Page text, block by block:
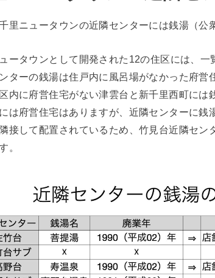
里ニュータウンの近隣センターには銭湯（公
ータウンとして開発された12の住区には、一
ターの銭湯は住戸内に風呂場がなかった府営
内に府営住宅がない津雲台と新千里西町には
は府営住宅はありますが、近隣センターに
接して配置されているため、竹見台近隣セ
。